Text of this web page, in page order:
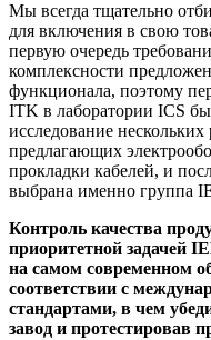
Мы всегда тщательно
для включения в свою
первую очередь
комплексности
функционала, поэтому
ITK в лаборатории ICS
исследование
предлагающих
прокладки кабелей, и
выбрана именно группа
Контроль качества
приоритетной задачей
на самом современном
соответствии с
стандартами, в чем
завод и протестировав